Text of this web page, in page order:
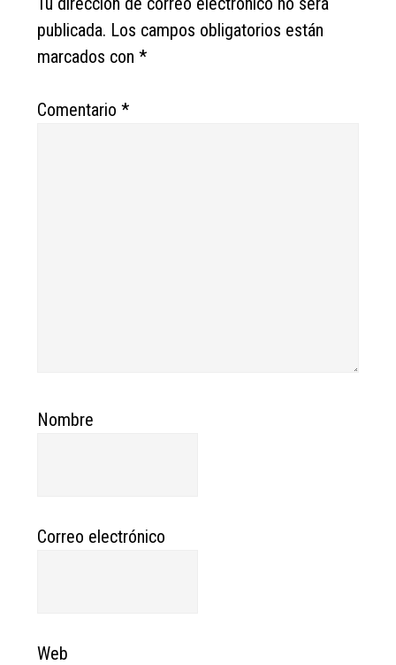
publicada. Los campos obligatorios están
marcados con*
Comentario*
Nombre
Correo electrónico
Web